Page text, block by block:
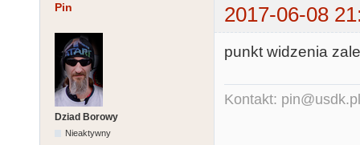
Pin 2017-06-08
Dziad Borowy
Nieaktywny
punkt widzenia
Kontakt: pin@usdk.pl